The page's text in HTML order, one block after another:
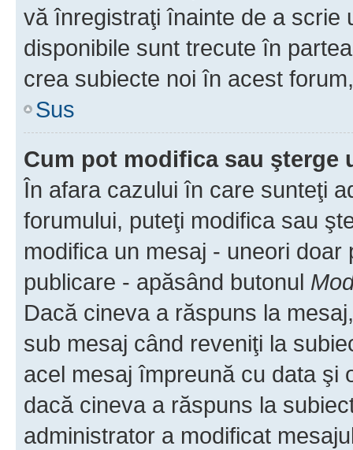
vă înregistraţi înainte de a scrie
disponibile sunt trecute în
crea subiecte noi în acest
Sus
Cum pot modifica sau şterge
În afara cazului în care sunteţi
forumului, puteţi modifica sau
modifica un mesaj - uneori
publicare - apăsând butonul
Dacă cineva a răspuns la
sub mesaj când reveniţi la
acel mesaj împreună cu data şi
dacă cineva a răspuns la
administrator a modificat